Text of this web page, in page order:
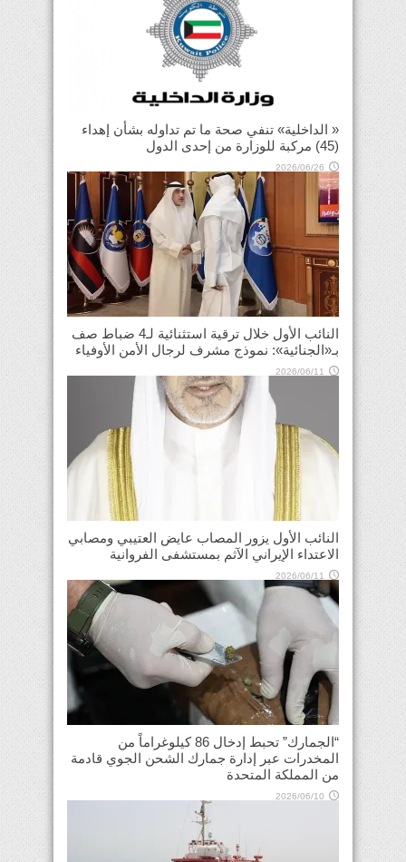
« الداخلية» تنفي صحة ما تم تداوله بشأن إهداء
(45) مركبة للوزارة من إحدى الدول
2026/06/26
النائب الأول خلال ترقية استثنائية لـ4 ضباط صف
بـ«الجنائية»: نموذج مشرف لرجال الأمن الأوفياء
2026/06/11
النائب الأول يزور المصاب عايض العتيبي ومصابي
الاعتداء الإيراني الآثم بمستشفى الفروانية
2026/06/11
“الجمارك” تحبط إدخال 86 كيلوغراماً من
المخدرات عبر إدارة جمارك الشحن الجوي قادمة
من المملكة المتحدة
2026/06/10